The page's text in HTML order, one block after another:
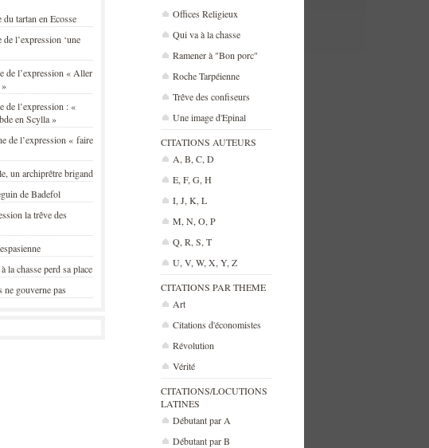
Offices Religieux
Qui va à la chasse
Ramener à "Bon porc"
Roche Tarpéienne
Trêve des confiseurs
Une image d'Epinal
CITATIONS AUTEURS
A, B, C, D
E, F, G, H
I, J, K, L
M, N, O, P
Q, R, S, T
U, V, W, X, Y, Z
CITATIONS PAR THEME
Art
Citations d'économistes
Révolution
Vérité
CITATIONS/LOCUTIONS
LATINES
Débutant par A
Débutant par B
tartan en Ecosse
l’expression ‘une
de l’expression « Aller
de l’expression : «
en Scylla »
de l’expression « faire
un archiprêtre brigand
de Badefol
la trêve des
la chasse perd sa place
ne gouverne pas